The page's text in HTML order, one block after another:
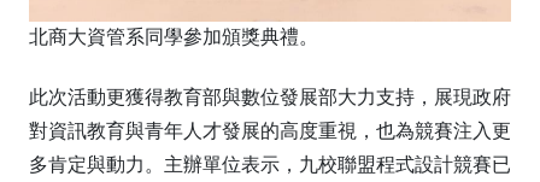
北商大資管系同學參加頒獎典禮。
此次活動更獲得教育部與數位發展部大力支持，展現政府
對資訊教育與青年人才發展的高度重視，也為競賽注入更
多肯定與動力。主辦單位表示，九校聯盟程式設計競賽已